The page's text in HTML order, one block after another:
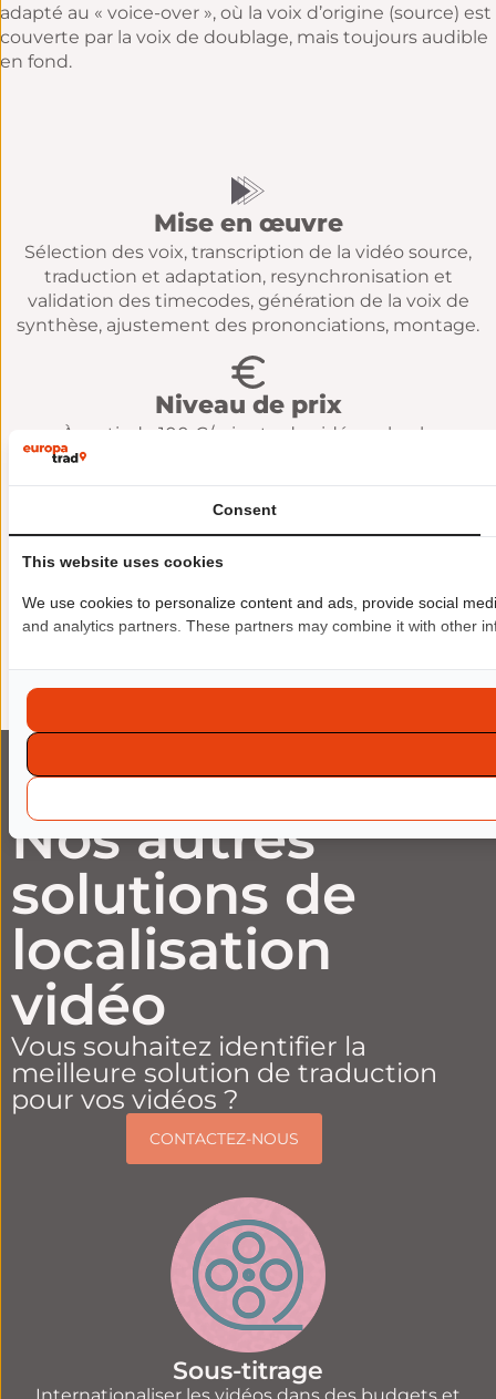
adapté au « voice-over », où la voix d’origine (source) est
couverte par la voix de doublage, mais toujours audible
en fond.
Mise en œuvre
Sélection des voix, transcription de la vidéo source,
traduction et adaptation, resynchronisation et
validation des timecodes, génération de la voix de
synthèse, ajustement des prononciations, montage.
Niveau de prix
À partir de 100 €/minute de vidéo, selon la
complexité de la vidéo et de la traduction, et le
niveau de prestation demandé.
Usages
Formations e-learning
Contenus réseaux sociaux
Communications internes
Nos autres
solutions de
localisation
vidéo
Vous souhaitez identifier la
meilleure solution de traduction
pour vos vidéos ?
CONTACTEZ-NOUS
Sous-titrage
Consent
This website uses cookies
We use cookies to personalize content and ads, provide social
and analytics partners. These partners may combine it with other